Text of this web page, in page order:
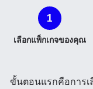
1
เลือกแพ็กเกจของคุณ
ขั้นตอนแรกคือการเ